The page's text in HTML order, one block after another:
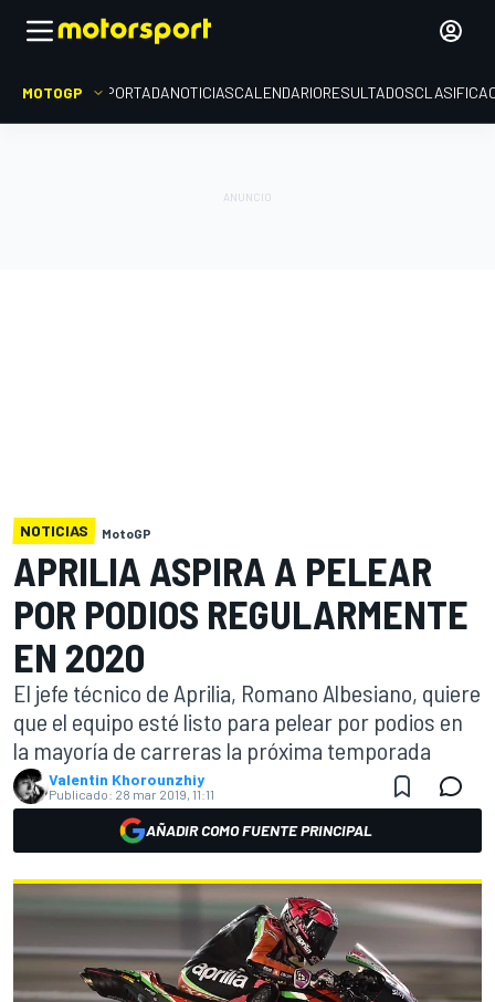
MOTOGP PORTADANOTICIASCALENDARIORESULTADOS
NOTICIAS MotoGP
APRILIA ASPIRA A PELEAR
POR PODIOS REGULARMENTE
EN 2020
El jefe técnico de Aprilia, Romano Albesiano, quiere
que el equipo esté listo para pelear por podios en
la mayoría de carreras la próxima temporada
Valentin Khorounzhiy
Publicado: 28 mar 2019, 11:11
AÑADIR COMO FUENTE PRINCIPAL